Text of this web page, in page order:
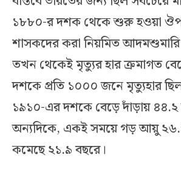
১৮৮০-র দশক থেকে শুরু হওয়া
শাসকদের করা নিয়মিত আদমশুমারি
তখন থেকেই মৃত্যুর হার ক্রমাগত
দশকে প্রতি ১০০০ জনে মৃত্যুহার
১৯১০-এর দশকে বেড়ে দাঁড়ায়
অন্যদিকে, একই সময়ে গড় আয়ু
কমেছে ২১.৯ বছরে।